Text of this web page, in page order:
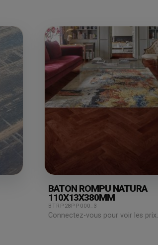
BATON ROMPU NATURA
110X13X380MM
BTRP28PP000_3
Connectez-vous pour voir les prix.